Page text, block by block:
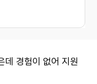
데 경험이 없어 지원